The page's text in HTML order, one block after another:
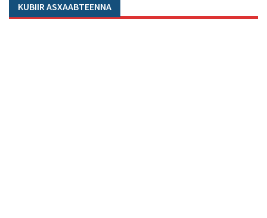
KUBIIR ASXAABTEENNA